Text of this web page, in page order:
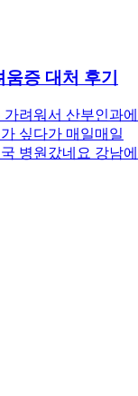
증 대처 후기
려워서 산부인과에
싶다가 매일매일
병원갔네요 강남에